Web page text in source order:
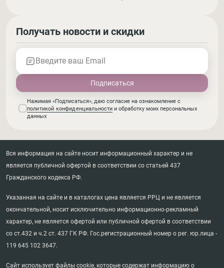
Получать новости и скидки
Введите ваш Email
Нажимая «Подписаться», даю согласие на ознакомление с
политикой конфиденциальности и обработку моих персональных
данных
Вся информация на сайте носит информационный характер и не
является публичной офертой в соответствии со статьей 437
Гражданского кодекса РФ.
Указанная на сайте и в каталогах цена является РРЦ и не является
окончательной, носит исключительно информационно-рекламный
характер, не является офертой или публичной офертой в соответствии
со ст.432 и ч.2 ст. 437 ГК РФ. Гос.регистрационный номер о рег. юр.лица -
119 645 102 3647.
Сайт использует файлы cookie, которые содержат информацию о